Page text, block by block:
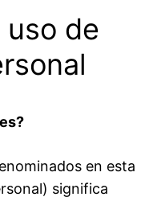
uso de
en esta
significa